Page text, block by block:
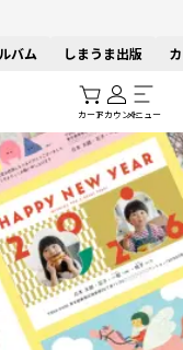
バム しまうま出版
カートアカウントメニュー